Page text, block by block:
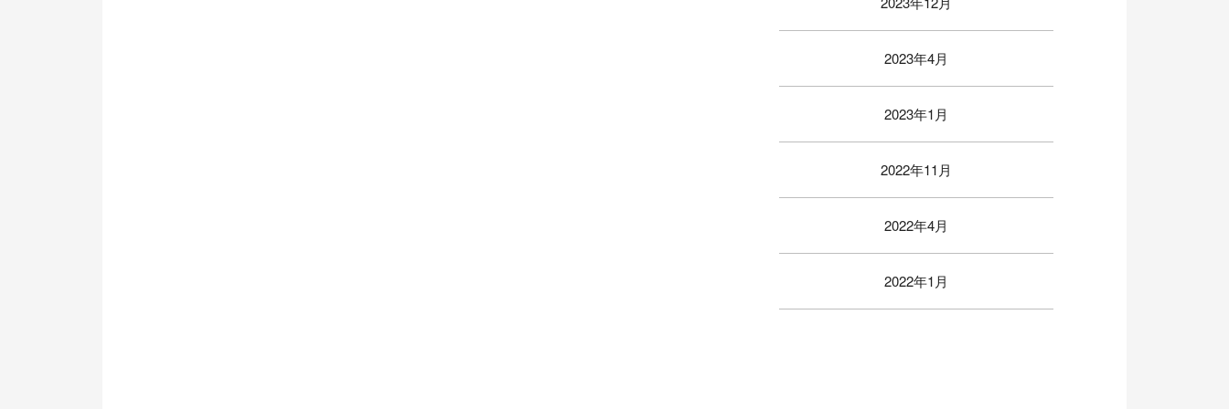
2023年4月
2023年1月
2022年11月
2022年4月
2022年1月